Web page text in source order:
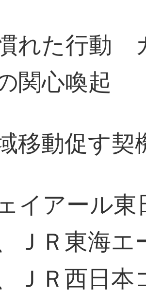
れた行動
関心喚起
移動促す契
イアール東
ＪＲ東海
ＪＲ西日